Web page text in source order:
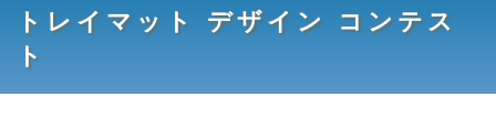
トレイマット デザイン コンテス
ト